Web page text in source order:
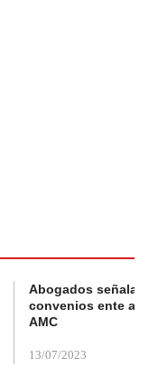
Abogados
convenios ente
AMC
13/07/2023